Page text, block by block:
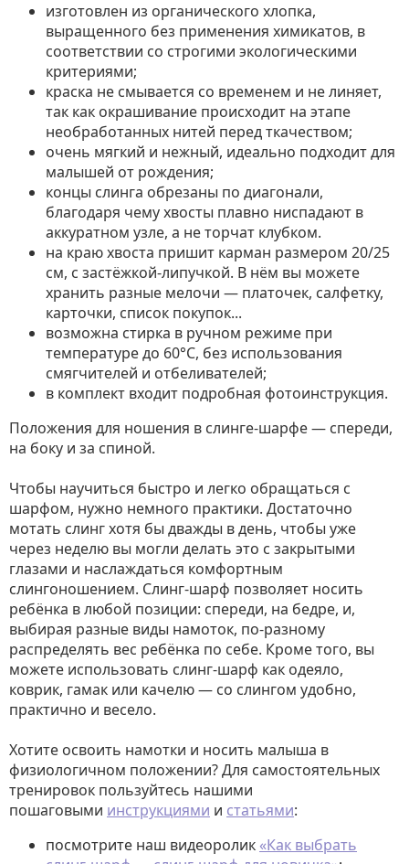
изготовлен из органического хлопка,
выращенного без применения химикатов, в
соответствии со строгими экологическими
критериями;
краска не смывается со временем и не линяет,
так как окрашивание происходит на этапе
необработанных нитей перед ткачеством;
очень мягкий и нежный, идеально подходит для
малышей от рождения;
концы слинга обрезаны по диагонали,
благодаря чему хвосты плавно ниспадают в
аккуратном узле, а не торчат клубком.
на краю хвоста пришит карман размером 20/25
см, с застёжкой-липучкой. В нём вы можете
хранить разные мелочи — платочек, салфетку,
карточки, список покупок...
возможна стирка в ручном режиме при
температуре до 60°C, без использования
смягчителей и отбеливателей;
в комплект входит подробная фотоинструкция.
Положения для ношения в слинге-шарфе — спереди,
на боку и за спиной.
Чтобы научиться быстро и легко обращаться с
шарфом, нужно немного практики. Достаточно
мотать слинг хотя бы дважды в день, чтобы уже
через неделю вы могли делать это с закрытыми
глазами и наслаждаться комфортным
слингоношением. Слинг-шарф позволяет носить
ребёнка в любой позиции: спереди, на бедре, и,
выбирая разные виды намоток, по-разному
распределять вес ребёнка по себе. Кроме того, вы
можете использовать слинг-шарф как одеяло,
коврик, гамак или качелю — со слингом удобно,
практично и весело.
Хотите освоить намотки и носить малыша в
физиологичном положении? Для самостоятельных
тренировок пользуйтесь нашими
пошаговыми инструкциями и статьями:
посмотрите наш видеоролик «Как выбрать